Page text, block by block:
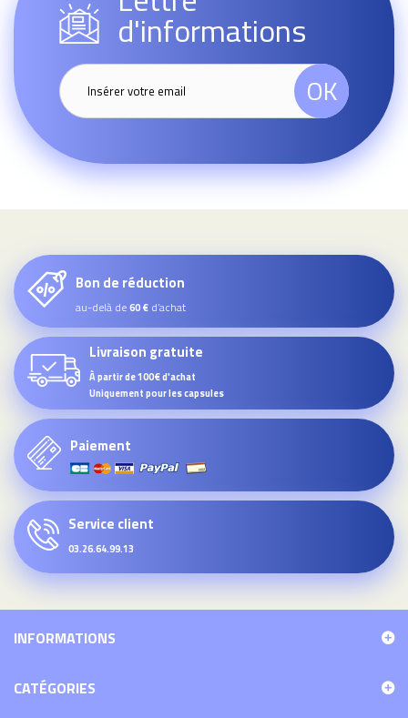
d'informations
OK
Bon de réduction
au-delà de60 € d’achat
Livraison gratuite
À partir de 100€ d'achat
Uniquement pour les capsules
Paiement
Service client
03.26.64.99.13
INFORMATIONS
CATÉGORIES